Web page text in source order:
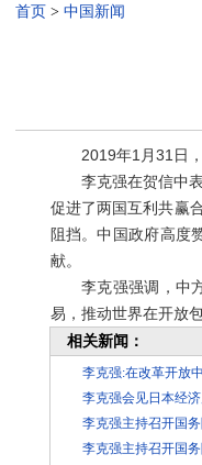
首页 > 中国新闻
2019年1月31日，
李克强在贺信中表
促进了两国互利共赢
阻挡。中国政府高度
献。
李克强强调，中方
易，推动世界在开放
相关新闻：
李克强:在改革开放
李克强会见日本经
李克强主持召开国
李克强主持召开国